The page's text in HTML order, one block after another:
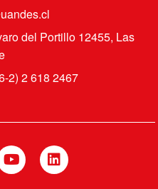
del Portillo 12455, Las
2) 2 618 2467